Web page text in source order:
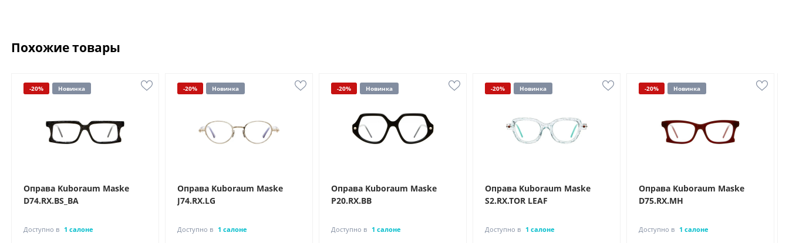
Похожие товары
-20% Новинка
Оправа Kuboraum Maske
D74.RX.BS_BA
Доступно в 1 салоне
-20% Новинка
Оправа Kuboraum Maske
J74.RX.LG
Доступно в 1 салоне
-20% Новинка
Оправа Kuboraum Maske
P20.RX.BB
Доступно в 1 салоне
-20% Новинка
Оправа Kuboraum Maske
S2.RX.TOR LEAF
Доступно в 1 салоне
-20% Новинка
Оправа Kuboraum Maske
D75.RX.MH
Доступно в 1 салоне